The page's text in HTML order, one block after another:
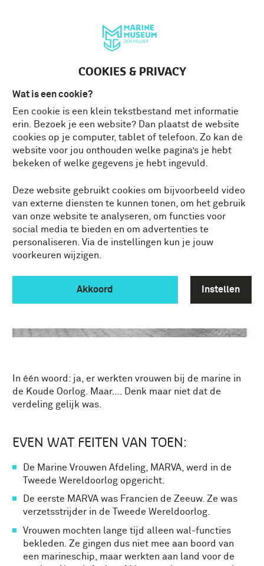
COOKIES & PRIVACY
Wat is een cookie?
Een cookie is een klein tekstbestand met informatie
erin. Bezoek je een website? Dan plaatst de website
cookies op je computer, tablet of telefoon. Zo kan de
website voor jou onthouden welke pagina’s je hebt
bekeken of welke gegevens je hebt ingevuld.
Deze website gebruikt cookies om bijvoorbeeld video
van externe diensten te kunnen tonen, om het gebruik
van onze website te analyseren, om functies voor
social media te bieden en om advertenties te
personaliseren. Via de instellingen kun je jouw
voorkeuren wijzigen.
Akkoord Instellen
MARVA’S
Werkten er vrouwen bij de marine in de
Koude Oorlog?
In één woord: ja, er werkten vrouwen bij de marine in
de Koude Oorlog. Maar…. Denk maar niet dat de
verdeling gelijk was.
EVEN WAT FEITEN VAN TOEN:
De Marine Vrouwen Afdeling, MARVA, werd in de
Tweede Wereldoorlog opgericht.
De eerste MARVA was Francien de Zeeuw. Ze was
verzetsstrijder in de Tweede Wereldoorlog.
Vrouwen mochten lange tijd alleen wal-functies
bekleden. Ze gingen dus niet mee aan boord van
een marineschip, maar werkten aan land voor de